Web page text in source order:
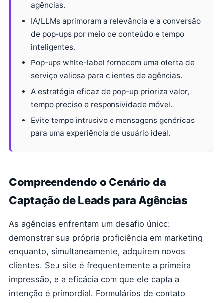
agências.
IA/LLMs aprimoram a relevância e a conversão
de pop-ups por meio de conteúdo e tempo
inteligentes.
Pop-ups white-label fornecem uma oferta de
serviço valiosa para clientes de agências.
A estratégia eficaz de pop-up prioriza valor,
tempo preciso e responsividade móvel.
Evite tempo intrusivo e mensagens genéricas
para uma experiência de usuário ideal.
Compreendendo o Cenário da
Captação de Leads para Agências
As agências enfrentam um desafio único:
demonstrar sua própria proficiência em marketing
enquanto, simultaneamente, adquirem novos
clientes. Seu site é frequentemente a primeira
impressão, e a eficácia com que ele capta a
intenção é primordial. Formulários de contato